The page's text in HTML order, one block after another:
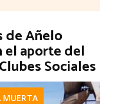
de Añelo
el aporte del
Sociales
MUERTA